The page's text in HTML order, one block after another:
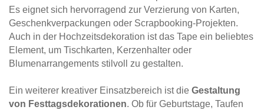
Es eignet sich hervorragend zur Verzierung von Karten,
Geschenkverpackungen oder Scrapbooking-Projekten.
Auch in der Hochzeitsdekoration ist das Tape ein beliebtes
Element, um Tischkarten, Kerzenhalter oder
Blumenarrangements stilvoll zu gestalten.
Ein weiterer kreativer Einsatzbereich ist die Gestaltung
von Festtagsdekorationen. Ob für Geburtstage, Taufen